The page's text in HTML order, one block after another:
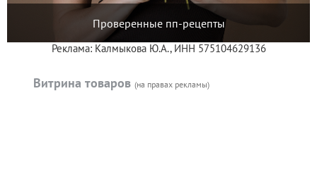
Проверенные пп-рецепты
Реклама: Калмыкова Ю.А., ИНН 575104629136
Витрина товаров (на правах рекламы)